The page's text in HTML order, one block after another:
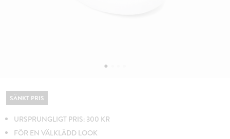
SÄNKT PRIS
URSPRUNGLIGT PRIS: 300 KR
FÖR EN VÄLKLÄDD LOOK